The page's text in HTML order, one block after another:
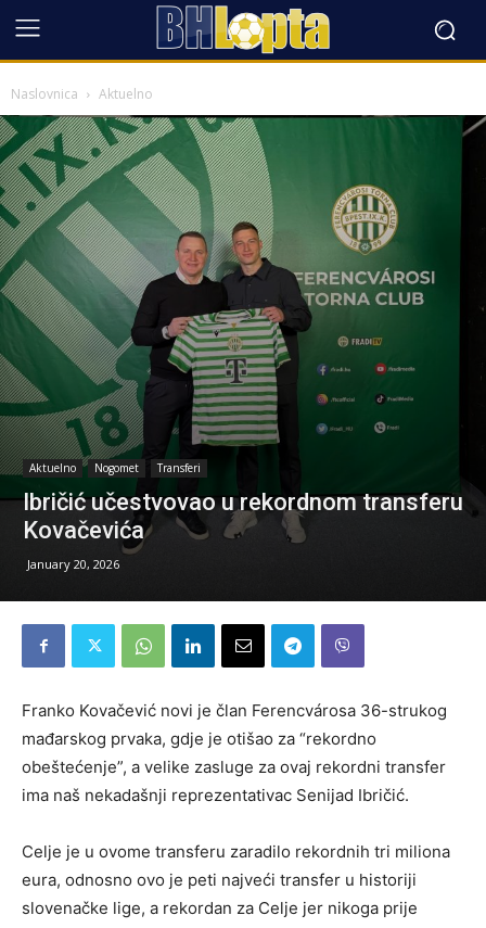
Naslovnica Aktuelno
Aktuelno Nogomet Transferi
Ibričić učestvovao u rekordnom transferu
Kovačevića
January 20, 2026
Franko Kovačević novi je član Ferencvárosa 36-strukog
mađarskog prvaka, gdje je otišao za “rekordno
obeštećenje”, a velike zasluge za ovaj rekordni transfer
ima naš nekadašnji reprezentativac Senijad Ibričić.
Celje je u ovome transferu zaradilo rekordnih tri miliona
eura, odnosno ovo je peti najveći transfer u historiji
slovenačke lige, a rekordan za Celje jer nikoga prije